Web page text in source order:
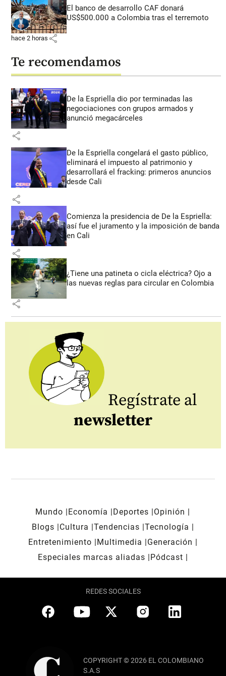
El banco de desarrollo CAF donará
US$500.000 a Colombia tras el terremoto
hace 2 horas share
Te recomendamos
De la Espriella dio por terminadas las
negociaciones con grupos armados y
anunció megacárceles
share
De la Espriella congelará el gasto público,
eliminará el impuesto al patrimonio y
desarrollará el fracking: primeros anuncios
desde Cali
share
Comienza la presidencia de De la Espriella:
así fue el juramento y la imposición de banda
en Cali
share
¿Tiene una patineta o cicla eléctrica? Ojo a
las nuevas reglas para circular en Colombia
share
Regístrate al
newsletter
Mundo Economía Deportes
Opinión
Blogs
Cultura Tendencias Tecnología
Entretenimiento
Multimedia
Generación
Especiales marcas aliadas
Pódcast
REDES SOCIALES
COPYRIGHT © 2026 EL COLOMBIANO
S.A.S